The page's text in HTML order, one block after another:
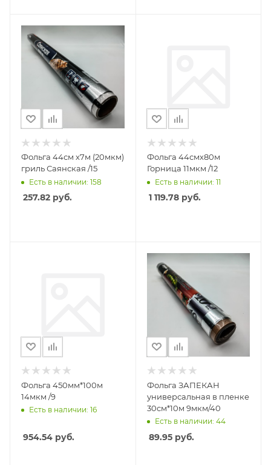
Фольга 44см х7м (20мкм)
гриль Саянская /15
Есть в наличии: 158
257.82 руб.
Фольга 44смх80м
Горница 11мкм /12
Есть в наличии: 11
1 119.78руб.
Фольга 450мм*100м
14мкм /9
Есть в наличии: 16
954.54 руб.
Фольга ЗАПЕКАН
универсальная в пленке
30см*10м 9мкм/40
Есть в наличии: 44
89.95руб.